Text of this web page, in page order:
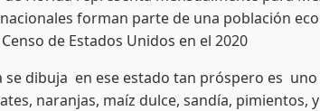
forman parte de una población
de Estados Unidos en el 2020
dibuja en ese estado tan próspero es
naranjas, maíz dulce, sandía,